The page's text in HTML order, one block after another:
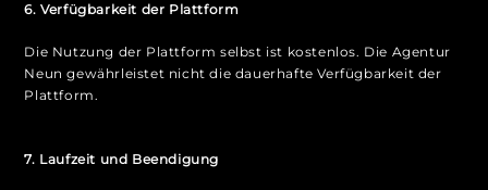
6. Verfügbarkeit der Plattform
Die Nutzung der Plattform selbst ist kostenlos. Die Agentur
Neun gewährleistet nicht die dauerhafte Verfügbarkeit der
Plattform.
7. Laufzeit und Beendigung